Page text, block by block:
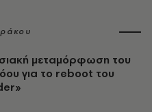
μεταμόρφωση του
για το reboot του